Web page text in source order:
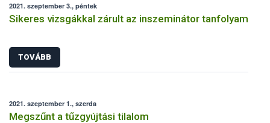
2021. szeptember 3., péntek
Sikeres vizsgákkal zárult az inszeminátor tanfolyam
TOVÁBB
2021. szeptember 1., szerda
Megszűnt a tűzgyújtási tilalom